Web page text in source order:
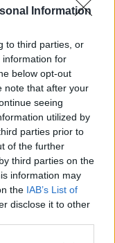
Information
to third parties, or
information for
below opt-out
note that after your
seeing
utilized by
parties prior to
of the further
third parties on the
information may
the IAB’s List of
disclose it to other
Χέρτζογκ για τη
δύο
του